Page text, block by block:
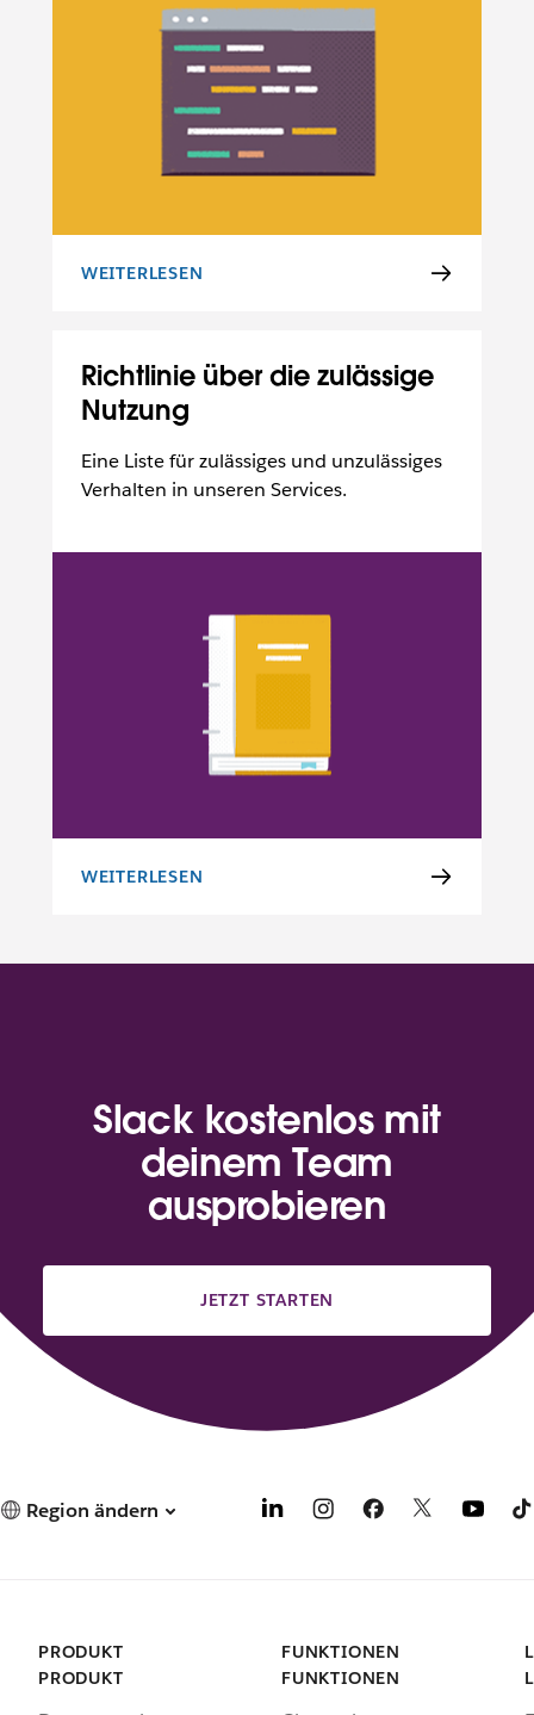
SICHERHEITSÜBERSICHT
WEITERLESEN
Richtlinie über die zulässige
Nutzung
Eine Liste für zulässiges und unzulässiges
Verhalten in unseren Services.
RICHTLINIE ÜBER DIE ZULÄSSIGE NUTZUNG
WEITERLESEN
Slack kostenlos mit
deinem Team
ausprobieren
JETZT STARTEN
Region ändern
PRODUKT
PRODUKT
FUNKTIONEN
FUNKTIONEN